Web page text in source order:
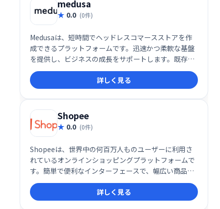
medusa
0.0 (0件)
Medusaは、短時間でヘッドレスコマースストアを作
成できるプラットフォームです。迅速かつ柔軟な基盤
を提供し、ビジネスの成長をサポートします。既存シ
ステムとの統合も容易で、スケーラブルなECサイト構
築を実現します。
詳しく見る
Shopee
0.0 (0件)
Shopeeは、世界中の何百万人ものユーザーに利用さ
れているオンラインショッピングプラットフォームで
す。簡単で便利なインターフェースで、幅広い商品を
閲覧・購入できます。越境販売にも対応しており、グ
ローバルなビジネス展開をサポートします。世界中の
人々と繋がり、ショッピングを楽しんでください。
詳しく見る